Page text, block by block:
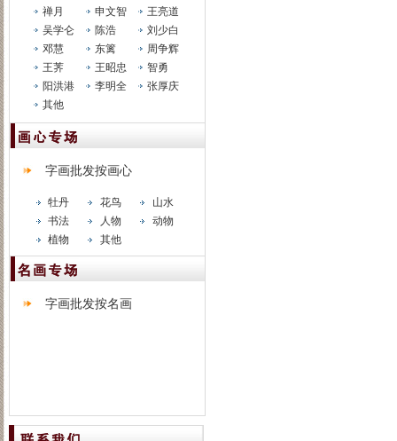
禅月 申文智
王亮道
吴学仑
陈浩
刘少白
邓慧
东篱
周争辉
王荠
王昭忠
智勇
阳洪港
李明全
张厚庆
其他
字画批发按画心
牡丹 花鸟
山水
书法
人物
动物
植物
其他
字画批发按名画